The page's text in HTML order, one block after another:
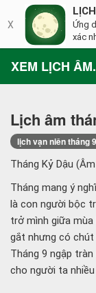
XEM LỊCH
Lịch âm
lịch vạn niên tháng
Tháng Kỷ Dậu
Tháng mang ý
là con người bộc
trở mình giữa mùa
gắt nhưng có
Tháng 9 ngập
cho người ta
X
Ứng
xác